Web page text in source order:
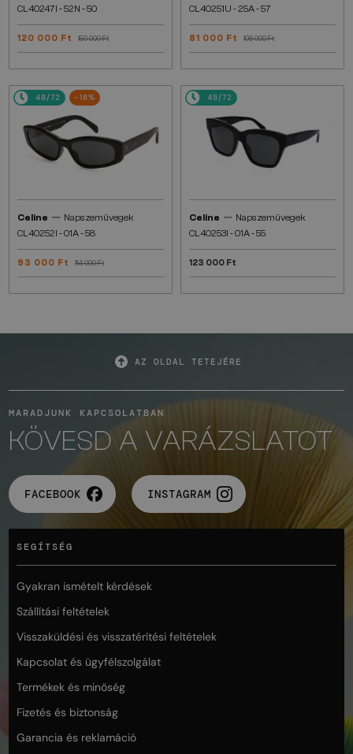
CL40247I - 52N - 50
120 000 Ft 150 000 Ft
CL40251U - 25A - 57
81 000 Ft 108 000 Ft
48/72 -18%
Celine — Napszemüvegek
CL40252I - 01A - 58
93 000 Ft 114 000 Ft
48/72
Celine — Napszemüvegek
CL40253I - 01A - 55
123 000 Ft
AZ OLDAL TETEJÉRE
MARADJUNK KAPCSOLATBAN
KÖVESD A VARÁZSLATOT
FACEBOOK INSTAGRAM
SEGÍTSÉG
Gyakran ismételt kérdések
Szállítási feltételek
Visszaküldési és visszatérítési feltételek
Kapcsolat és ügyfélszolgálat
Termékek és minőség
Fizetés és biztonság
Garancia és reklamáció